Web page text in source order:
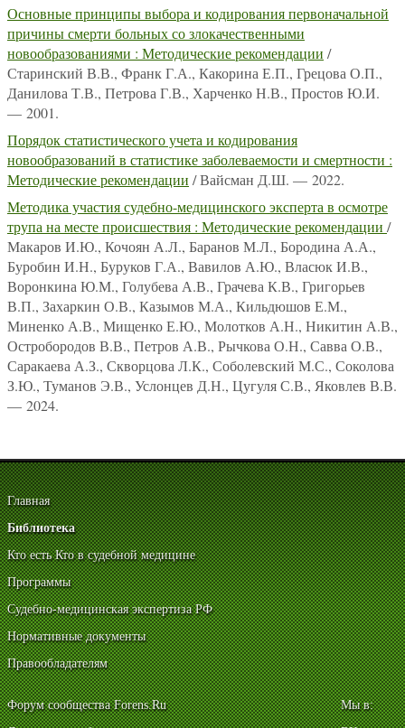
Основные принципы выбора и кодирования первоначальной
причины смерти больных со злокачественными
новообразованиями : Методические рекомендации /
Старинский В.В., Франк Г.А., Какорина Е.П., Грецова О.П.,
Данилова Т.В., Петрова Г.В., Харченко Н.В., Простов Ю.И.
— 2001.
Порядок статистического учета и кодирования
новообразований в статистике заболеваемости и смертности :
Методические рекомендации / Вайсман Д.Ш. — 2022.
Методика участия судебно-медицинского эксперта в осмотре
трупа на месте происшествия : Методические рекомендации /
Макаров И.Ю., Кочоян А.Л., Баранов М.Л., Бородина А.А.,
Буробин И.Н., Буруков Г.А., Вавилов А.Ю., Власюк И.В.,
Воронкина Ю.М., Голубева А.В., Грачева К.В., Григорьев
В.П., Захаркин О.В., Казымов М.А., Кильдюшов Е.М.,
Миненко А.В., Мищенко Е.Ю., Молотков А.Н., Никитин А.В.,
Остробородов В.В., Петров А.В., Рычкова О.Н., Савва О.В.,
Саракаева А.З., Скворцова Л.К., Соболевский М.С., Соколова
З.Ю., Туманов Э.В., Услонцев Д.Н., Цугуля С.В., Яковлев В.В.
— 2024.
Главная
Библиотека
Кто есть Кто в судебной медицине
Программы
Судебно-медицинская экспертиза РФ
Нормативные документы
Правообладателям
Форум сообщества Forens.Ru
Мы в: